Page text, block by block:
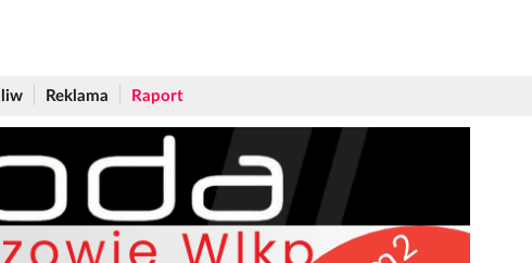
Reklama Raport